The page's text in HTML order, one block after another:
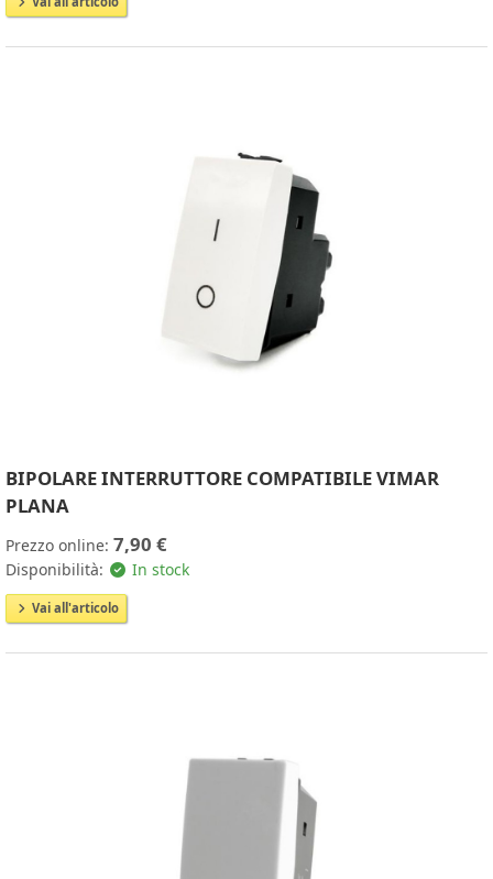
BIPOLARE INTERRUTTORE COMPATIBILE VIMAR
PLANA
Prezzo online: 7,90 €
Disponibilità: In stock
Vai all'articolo